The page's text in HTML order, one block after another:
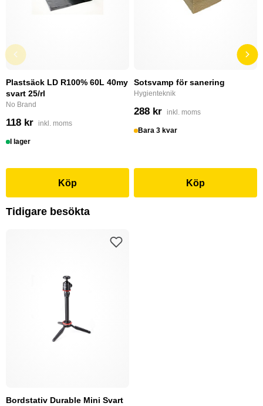
Plastsäck LD R100% 60L 40my
svart 25/rl
No Brand
118 kr inkl. moms
I lager
Köp
Sotsvamp för sanering
Hygienteknik
288 kr inkl. moms
Bara 3 kvar
Köp
Tidigare besökta
Bordstativ Durable Mini Svart